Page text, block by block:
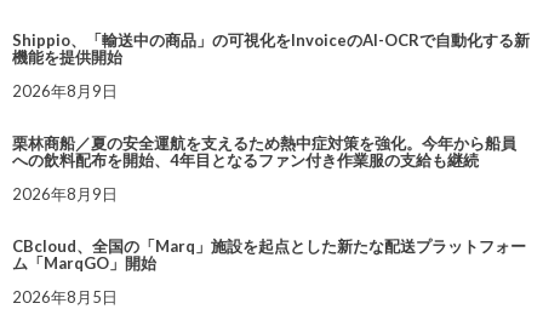
Shippio、「輸送中の商品」の可視化をInvoiceのAI-OCRで自動化する新
機能を提供開始
2026年8月9日
栗林商船／夏の安全運航を支えるため熱中症対策を強化。今年から船員
への飲料配布を開始、4年目となるファン付き作業服の支給も継続
2026年8月9日
CBcloud、全国の「Marq」施設を起点とした新たな配送プラットフォー
ム「MarqGO」開始
2026年8月5日